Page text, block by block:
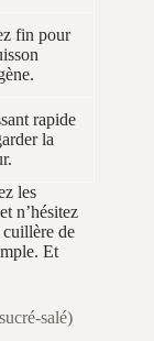
fin pour
rapide
la
les
n’hésitez
de
Et